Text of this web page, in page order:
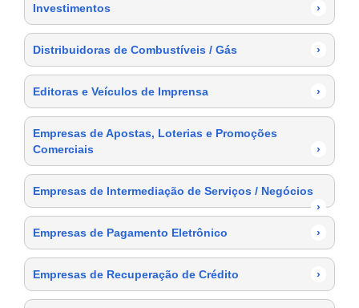
Investimentos
›
Distribuidoras de Combustíveis / Gás ›
Editoras e Veículos de Imprensa ›
Empresas de Apostas, Loterias e Promoções
Comerciais
›
Empresas de Intermediação de Serviços / Negócios
›
Empresas de Pagamento Eletrônico
›
Empresas de Recuperação de Crédito ›